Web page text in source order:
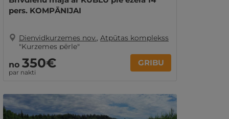
pers. KOMPĀNIJAI
Dienvidkurzemes nov., Atpūtas komplekss
"Kurzemes pērle"
no 350€
par nakti
GRIBU